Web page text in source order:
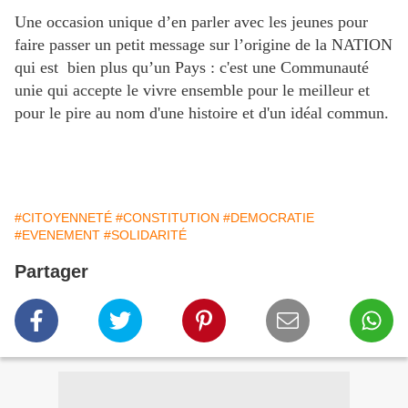
Une occasion unique d’en parler avec les jeunes pour
faire passer un petit message sur l’origine de la NATION
qui est bien plus qu’un Pays : c'est une Communauté
unie qui accepte le vivre ensemble pour le meilleur et
pour le pire au nom d'une histoire et d'un idéal commun.
#CITOYENNETÉ #CONSTITUTION #DEMOCRATIE
#EVENEMENT #SOLIDARITÉ
Partager